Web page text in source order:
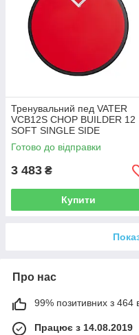
Тренувальний пед VATER
VCB12S CHOP BUILDER 12
SOFT SINGLE SIDE
Готово до відправки
3 483 ₴
Купити
Про нас
99% позитивних з 464
Працює з 14.08.2019